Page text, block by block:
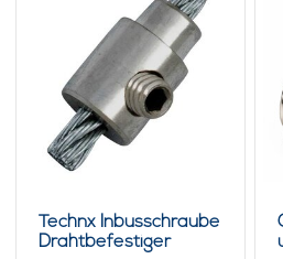
Technx Inbusschraube
Drahtbefestiger